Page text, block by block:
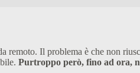
Il problema è che non
Purtroppo però, fino ad ora,